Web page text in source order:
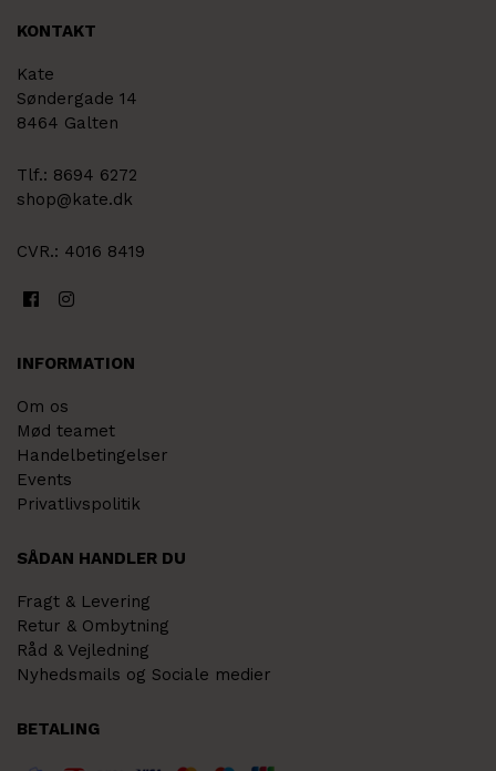
KONTAKT
Kate
Søndergade 14
8464 Galten
Tlf.: 8694 6272
shop@kate.dk
CVR.: 4016 8419
INFORMATION
Om os
Mød teamet
Handelbetingelser
Events
Privatlivspolitik
SÅDAN HANDLER DU
Fragt & Levering
Retur & Ombytning
Råd & Vejledning
Nyhedsmails og Sociale medier
BETALING